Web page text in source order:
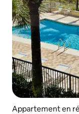
Appartement en